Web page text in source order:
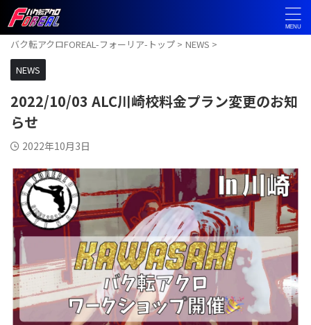
バク転アクロFOREAL-フォーリア-トップ > NEWS >
NEWS
2022/10/03 ALC川崎校料金プラン変更のお知
らせ
2022年10月3日